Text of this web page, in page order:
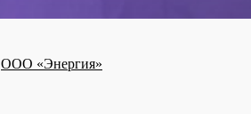
ООО «Энергия»